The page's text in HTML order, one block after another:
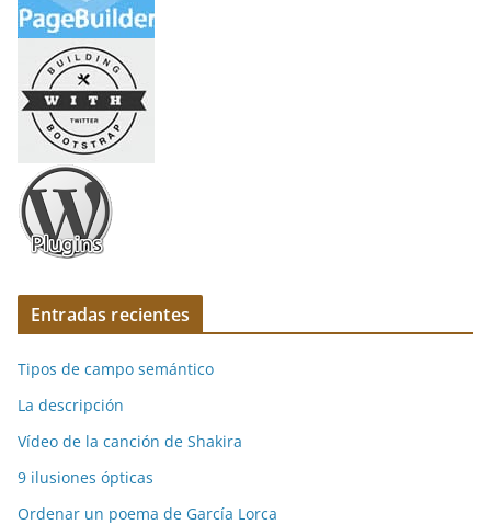
Entradas recientes
Tipos de campo semántico
La descripción
Vídeo de la canción de Shakira
9 ilusiones ópticas
Ordenar un poema de García Lorca